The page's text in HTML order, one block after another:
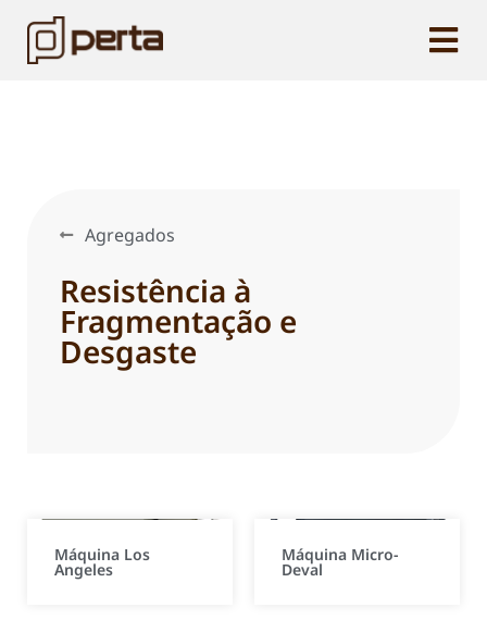
Agregados
Resistência à
Fragmentação e
Desgaste
Máquina Los
Angeles
Máquina Micro-
Deval